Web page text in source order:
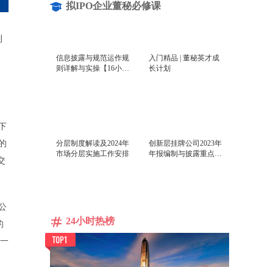
拟IPO企业董秘必修课
信息披露与规范运作规
则详解与实操【16小时
入门精品 | 董秘英才成
长计划
分层制度解读及2024年
市场分层实施工作安排
创新层挂牌公司2023年
年报编制与披露重点问
24小时热榜